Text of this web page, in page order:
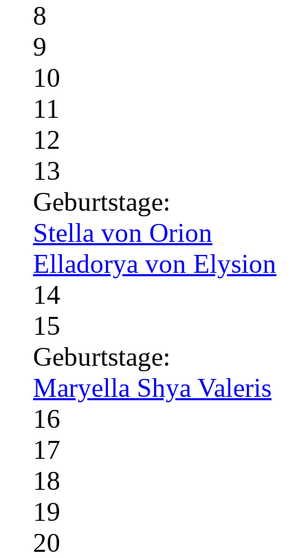
8
9
10
11
12
13
Geburtstage:
Stella von Orion
Elladorya von Elysion
14
15
Geburtstage:
Maryella Shya Valeris
16
17
18
19
20